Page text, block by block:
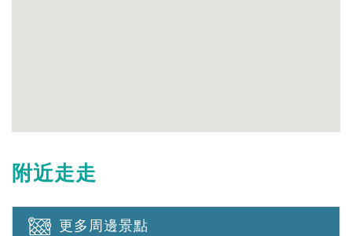
附近走走
更多周邊景點